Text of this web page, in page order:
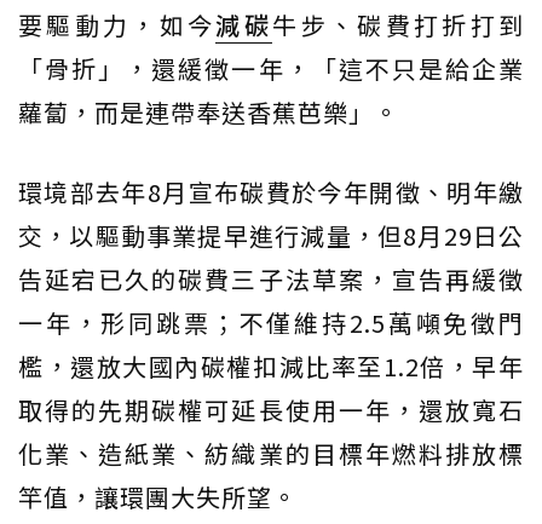
要驅動力，如今減碳牛步、碳費打折打到
「骨折」，還緩徵一年，「這不只是給企業
蘿蔔，而是連帶奉送香蕉芭樂」。
環境部去年8月宣布碳費於今年開徵、明年繳
交，以驅動事業提早進行減量，但8月29日公
告延宕已久的碳費三子法草案，宣告再緩徵
一年，形同跳票；不僅維持2.5萬噸免徵門
檻，還放大國內碳權扣減比率至1.2倍，早年
取得的先期碳權可延長使用一年，還放寬石
化業、造紙業、紡織業的目標年燃料排放標
竿值，讓環團大失所望。